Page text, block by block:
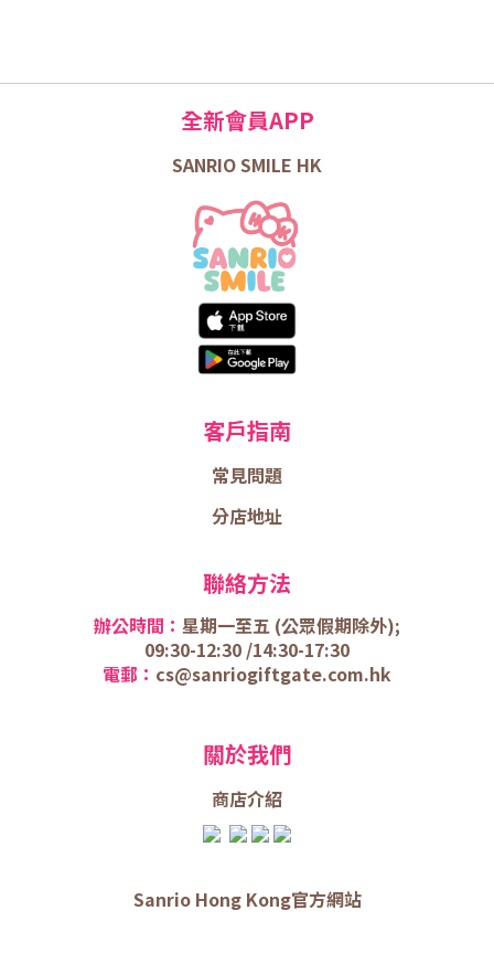
全新會員APP
SANRIO SMILE HK
客戶指南
常見問題
分店地址
聯絡方法
辦公時間： 星期一至五 (公眾假期除外);
09:30-12:30 /14:30-17:30
電郵： cs@sanriogiftgate.com.hk
關於我們
商店介紹
Sanrio Hong Kong官方網站